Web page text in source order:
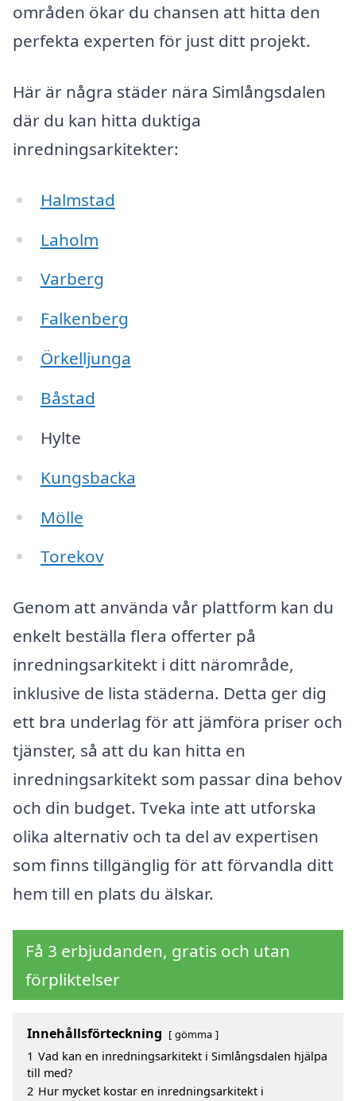
områden ökar du chansen att hitta den
perfekta experten för just ditt projekt.
Här är några städer nära Simlångsdalen
där du kan hitta duktiga
inredningsarkitekter:
Halmstad
Laholm
Varberg
Falkenberg
Örkelljunga
Båstad
Hylte
Kungsbacka
Mölle
Torekov
Genom att använda vår plattform kan du
enkelt beställa flera offerter på
inredningsarkitekt i ditt närområde,
inklusive de lista städerna. Detta ger dig
ett bra underlag för att jämföra priser och
tjänster, så att du kan hitta en
inredningsarkitekt som passar dina behov
och din budget. Tveka inte att utforska
olika alternativ och ta del av expertisen
som finns tillgänglig för att förvandla ditt
hem till en plats du älskar.
Få 3 erbjudanden, gratis och utan
förpliktelser
Innehållsförteckning gömma
1 Vad kan en inredningsarkitekt i Simlångsdalen hjälpa
till med?
2 Hur mycket kostar en inredningsarkitekt i